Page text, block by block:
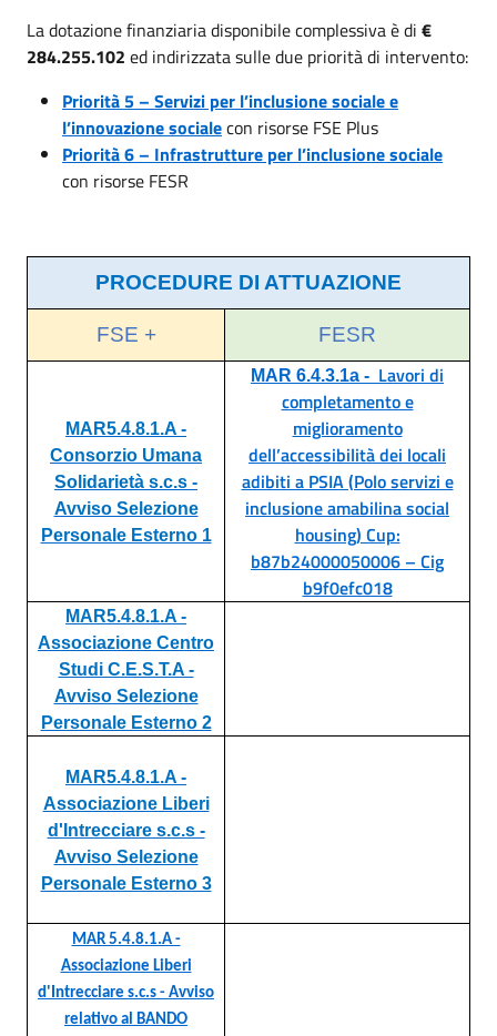
La dotazione finanziaria disponibile complessiva è di €
284.255.102 ed indirizzata sulle due priorità di intervento:
Priorità 5 – Servizi per l’inclusione sociale e
l’innovazione socialecon risorse FSE Plus
Priorità 6 – Infrastrutture per l’inclusione sociale
con risorse FESR
PROCEDURE DI ATTUAZIONE
FSE + FESR
MAR5.4.8.1.A -
Consorzio Umana
Solidarietà s.c.s -
Avviso Selezione
Personale Esterno 1
MAR 6.4.3.1a - Lavori di
completamento e
miglioramento
dell’accessibilità dei locali
adibiti a PSIA (Polo servizi e
inclusione amabilina social
housing) Cup:
b87b24000050006 – Cig
b9f0efc018
MAR5.4.8.1.A -
Associazione Centro
Studi C.E.S.T.A -
Avviso Selezione
Personale Esterno 2
MAR5.4.8.1.A -
Associazione Liberi
d'Intrecciare s.c.s -
Avviso Selezione
Personale Esterno 3
MAR 5.4.8.1.A -
Associazione Liberi
d'Intrecciare s.c.s - Avviso
relativo al BANDO